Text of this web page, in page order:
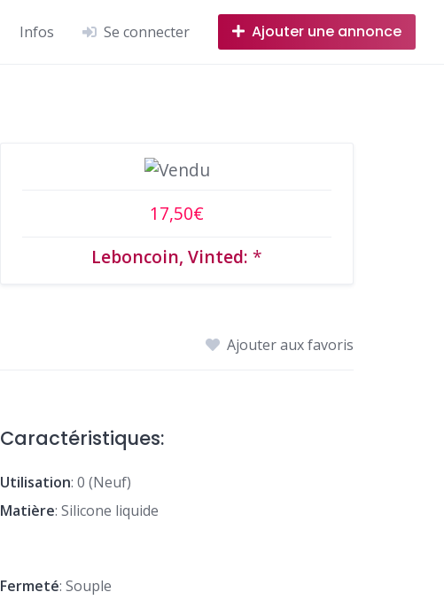
Infos Se connecter Ajouter une annonce
17,50€
Leboncoin, Vinted: *
Ajouter aux favoris
Caractéristiques:
Utilisation: 0 (Neuf)
Matière: Silicone liquide
Fermeté: Souple